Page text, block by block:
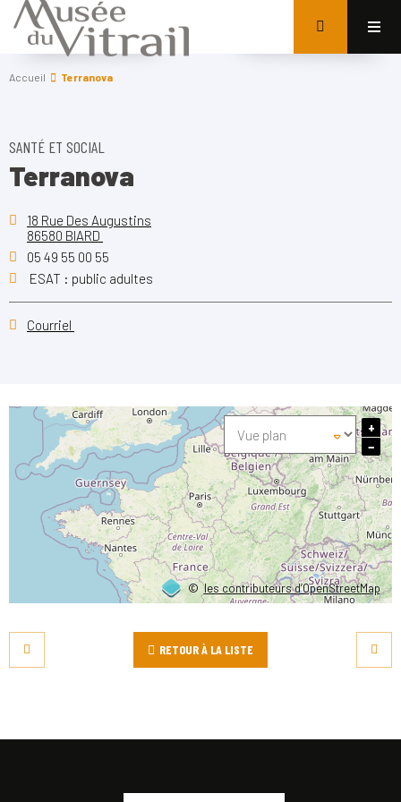
Accueil Terranova
SANTÉ ET SOCIAL
Terranova
18 Rue Des Augustins
86580 BIARD
05 49 55 00 55
ESAT : public adultes
Courriel
©les contributeurs d’OpenStreetMap
+
−
RETOUR À LA LISTE